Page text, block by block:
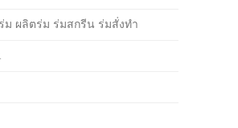
ม ผลิตร่ม ร่มสกรีน ร่มสั่งทำ